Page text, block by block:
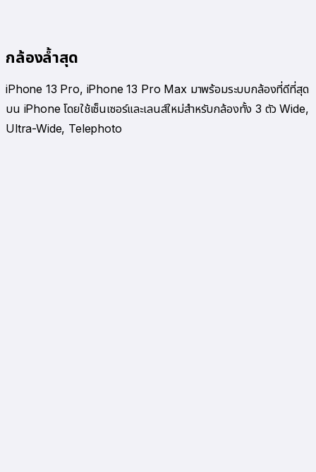
กล้องล้ำสุด
iPhone 13 Pro, iPhone 13 Pro Max มาพร้อมระบบกล้องที่ดีที่สุด
บน iPhone โดยใช้เซ็นเซอร์และเลนส์ใหม่สำหรับกล้องทั้ง 3 ตัว Wide,
Ultra-Wide, Telephoto